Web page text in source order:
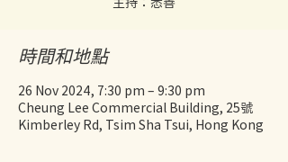
時間和地點
26 Nov 2024, 7:30 pm – 9:30 pm
Cheung Lee Commercial Building, 25號
Kimberley Rd, Tsim Sha Tsui, Hong Kong